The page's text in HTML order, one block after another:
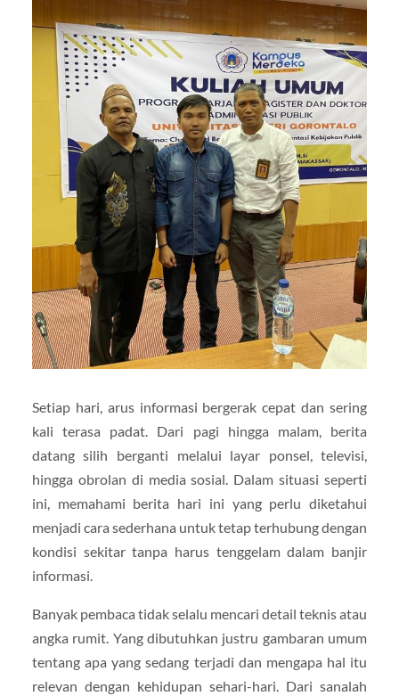
Setiap hari, arus informasi bergerak cepat dan sering
kali terasa padat. Dari pagi hingga malam, berita
datang silih berganti melalui layar ponsel, televisi,
hingga obrolan di media sosial. Dalam situasi seperti
ini, memahami berita hari ini yang perlu diketahui
menjadi cara sederhana untuk tetap terhubung dengan
kondisi sekitar tanpa harus tenggelam dalam banjir
informasi.
Banyak pembaca tidak selalu mencari detail teknis atau
angka rumit. Yang dibutuhkan justru gambaran umum
tentang apa yang sedang terjadi dan mengapa hal itu
relevan dengan kehidupan sehari-hari. Dari sanalah